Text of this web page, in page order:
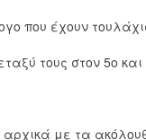
που έχουν
τους στον 5ο και
με τα